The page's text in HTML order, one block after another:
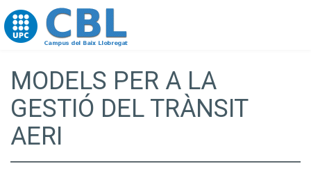
Go to upc.edu
MODELS PER A LA
GESTIÓ DEL TRÀNSIT
AERI